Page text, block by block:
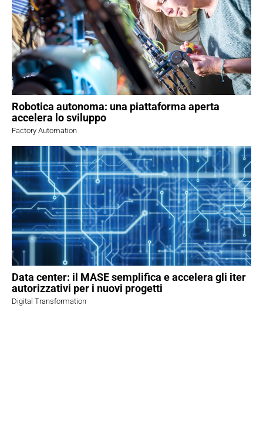
Robotica autonoma: una piattaforma aperta
accelera lo sviluppo
Factory Automation
Data center: il MASE semplifica e accelera gli iter
autorizzativi per i nuovi progetti
Digital Transformation